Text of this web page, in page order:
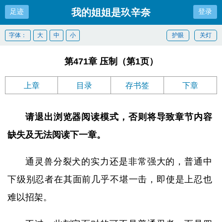
足迹 我的姐姐是玖辛奈 登录
关灯
护眼
字体： 大 中 小
第471章 压制（第1页）
上章 目录 存书签 下章
请退出浏览器阅读模式，否则将导致章节内容
缺失及无法阅读下一章。
通灵兽分裂犬的实力还是非常强大的，普通中
下级别忍者在其面前几乎不堪一击，即使是上忍也
难以招架。